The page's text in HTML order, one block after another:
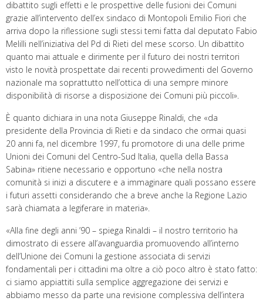
dibattito sugli effetti e le prospettive delle fusioni dei Comuni
grazie all’intervento dell’ex sindaco di Montopoli Emilio Fiori che
arriva dopo la riflessione sugli stessi temi fatta dal deputato Fabio
Melilli nell’iniziativa del Pd di Rieti del mese scorso. Un dibattito
quanto mai attuale e dirimente per il futuro dei nostri territori
visto le novità prospettate dai recenti provvedimenti del Governo
nazionale ma soprattutto nell’ottica di una sempre minore
disponibilità di risorse a disposizione dei Comuni più piccoli».
È quanto dichiara in una nota Giuseppe Rinaldi, che «da
presidente della Provincia di Rieti e da sindaco che ormai quasi
20 anni fa, nel dicembre 1997, fu promotore di una delle prime
Unioni dei Comuni del Centro-Sud Italia, quella della Bassa
Sabina» ritiene necessario e opportuno «che nella nostra
comunità si inizi a discutere e a immaginare quali possano essere
i futuri assetti considerando che a breve anche la Regione Lazio
sarà chiamata a legiferare in materia».
«Alla fine degli anni ’90 – spiega Rinaldi – il nostro territorio ha
dimostrato di essere all’avanguardia promuovendo all’interno
dell’Unione dei Comuni la gestione associata di servizi
fondamentali per i cittadini ma oltre a ciò poco altro è stato fatto:
ci siamo appiattiti sulla semplice aggregazione dei servizi e
abbiamo messo da parte una revisione complessiva dell’intera